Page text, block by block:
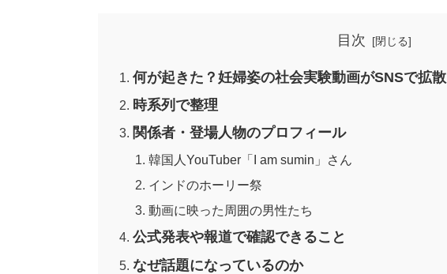
目次
何が起きた？妊婦姿の社会実験動画がSNSで拡散
時系列で整理
関係者・登場人物のプロフィール
韓国人YouTuber「I am sumin」さん
インドのホーリー祭
動画に映った周囲の男性たち
公式発表や報道で確認できること
なぜ話題になっているのか